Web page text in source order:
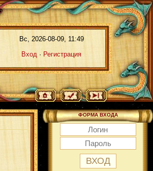
Вс, 2026-08-09, 11:49
Вход · Регистрация
ФОРМА ВХОДА